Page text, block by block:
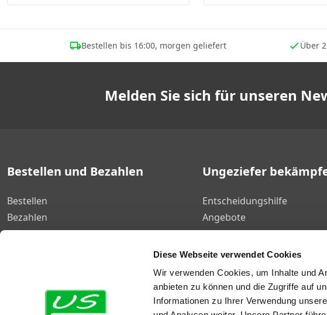
Diese Webseite verwendet Cookies
Wir verwenden Cookies, um Inhalte und
anbieten zu können und die Zugriffe auf
Informationen zu Ihrer Verwendung
Bestellen bis 16:00, morgen geliefert Über
Melden Sie sich für unseren
Bestellen und Bezahlen
Bestellen
Bezahlen
Lieferung
Ungeziefer
Entscheidungshilfe
Angebote
Bestseller
Mengenrabatten
Ungeziefer Blog
Gutscheincodes